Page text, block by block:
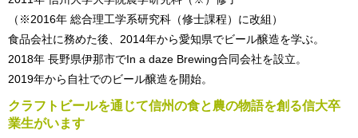
（※2016年 総合理工学系研究科（修士課程）に改組）
食品会社に務めた後、2014年から愛知県でビール醸造を学ぶ。
2018年 長野県伊那市でIn a daze Brewing合同会社を設立。
2019年から自社でのビール醸造を開始。
クラフトビールを通じて信州の食と農の物語を創る信大卒
業生がいます